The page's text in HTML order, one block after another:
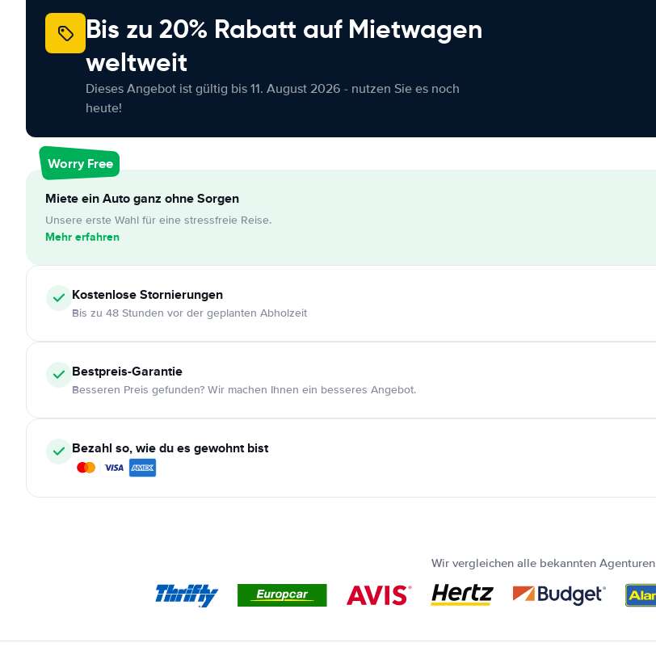
Bis zu 20% Rabatt auf Mietwagen
weltweit
Dieses Angebot ist gültig bis 11. August 2026 - nutzen Sie es noch
heute!
Worry Free
Miete ein Auto ganz ohne Sorgen
Unsere erste Wahl für eine stressfreie Reise.
Mehr erfahren
KostenloseStornierungen
Bis zu 48 Stunden vor der geplanten Abholzeit
Bestpreis-Garantie
Besseren Preis gefunden? Wir machen Ihnen ein besseres Angebot.
Bezahl so, wie du es gewohnt bist
Wir vergleichen alle bekannten Agenturen